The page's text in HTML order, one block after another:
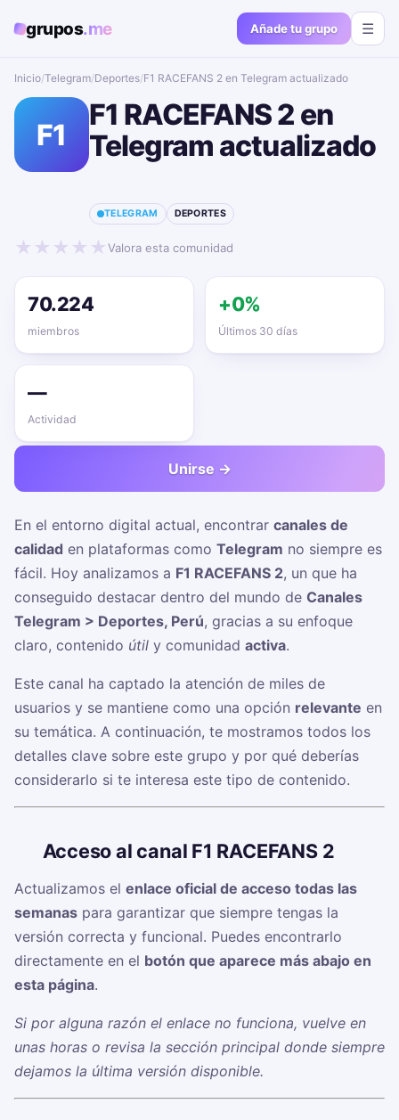
grupos.me Añade tu grupo ☰
Inicio/Telegram/Deportes/F1 RACEFANS 2 en Telegram actualizado📱🔥
F1
F1 RACEFANS 2 en
Telegram actualizado
TELEGRAM DEPORTES
★ ★ ★ ★ ★Valora esta comunidad
70.224
miembros
+0%
Últimos 30 días
—
Actividad
Unirse →
En el entorno digital actual, encontrar canales de
calidad en plataformas como Telegram no siempre es
fácil. Hoy analizamos a F1 RACEFANS 2, un que ha
conseguido destacar dentro del mundo de Canales
Telegram > Deportes, Perú, gracias a su enfoque
claro, contenido útil y comunidad activa.
Este canal ha captado la atención de miles de
usuarios y se mantiene como una opción relevante en
su temática. A continuación, te mostramos todos los
detalles clave sobre este grupo y por qué deberías
considerarlo si te interesa este tipo de contenido.
Acceso al canal F1 RACEFANS 2
Actualizamos el enlace oficial de acceso todas las
semanas para garantizar que siempre tengas la
versión correcta y funcional. Puedes encontrarlo
directamente en el botón que aparece más abajo en
esta página.
Si por alguna razón el enlace no funciona, vuelve en
unas horas o revisa la sección principal donde siempre
dejamos la última versión disponible.